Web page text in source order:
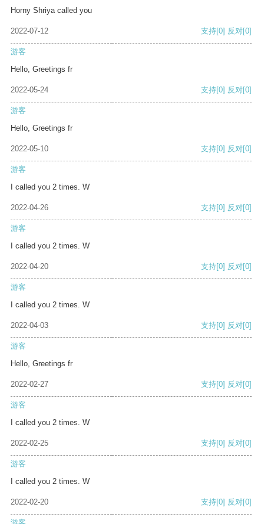
Horny Shriya called you
2022-07-12 支持[0] 反对[0]
游客
Hello, Greetings fr
2022-05-24 支持[0] 反对[0]
游客
Hello, Greetings fr
2022-05-10 支持[0] 反对[0]
游客
I called you 2 times. W
2022-04-26 支持[0] 反对[0]
游客
I called you 2 times. W
2022-04-20 支持[0] 反对[0]
游客
I called you 2 times. W
2022-04-03 支持[0] 反对[0]
游客
Hello, Greetings fr
2022-02-27 支持[0] 反对[0]
游客
I called you 2 times. W
2022-02-25 支持[0] 反对[0]
游客
I called you 2 times. W
2022-02-20 支持[0] 反对[0]